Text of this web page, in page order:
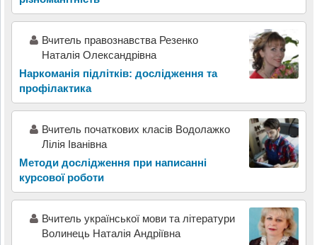
Вчитель правознавства Резенко
Наталія Олександрівна
Наркоманія підлітків: дослідження та
профілактика
Вчитель початкових класів Водолажко
Лілія Іванівна
Методи дослідження при написанні
курсової роботи
Вчитель української мови та літератури
Волинець Наталія Андріївна